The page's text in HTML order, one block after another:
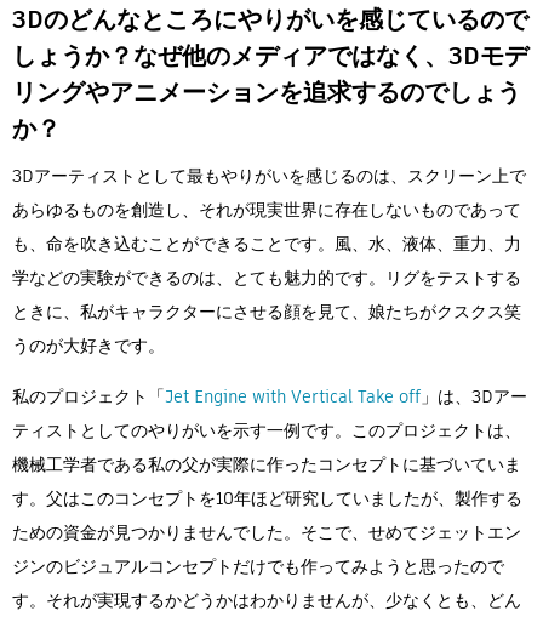
3Dのどんなところにやりがいを感じているので
しょうか？なぜ他のメディアではなく、3Dモデ
リングやアニメーションを追求するのでしょう
か？
3Dアーティストとして最もやりがいを感じるのは、スクリーン上で
あらゆるものを創造し、それが現実世界に存在しないものであって
も、命を吹き込むことができることです。風、水、液体、重力、力
学などの実験ができるのは、とても魅力的です。リグをテストする
ときに、私がキャラクターにさせる顔を見て、娘たちがクスクス笑
うのが大好きです。
私のプロジェクト「Jet Engine with Vertical Take off 」は、3Dアー
ティストとしてのやりがいを示す一例です。このプロジェクトは、
機械工学者である私の父が実際に作ったコンセプトに基づいていま
す。父はこのコンセプトを10年ほど研究していましたが、製作する
ための資金が見つかりませんでした。そこで、せめてジェットエン
ジンのビジュアルコンセプトだけでも作ってみようと思ったので
す。それが実現するかどうかはわかりませんが、少なくとも、どん